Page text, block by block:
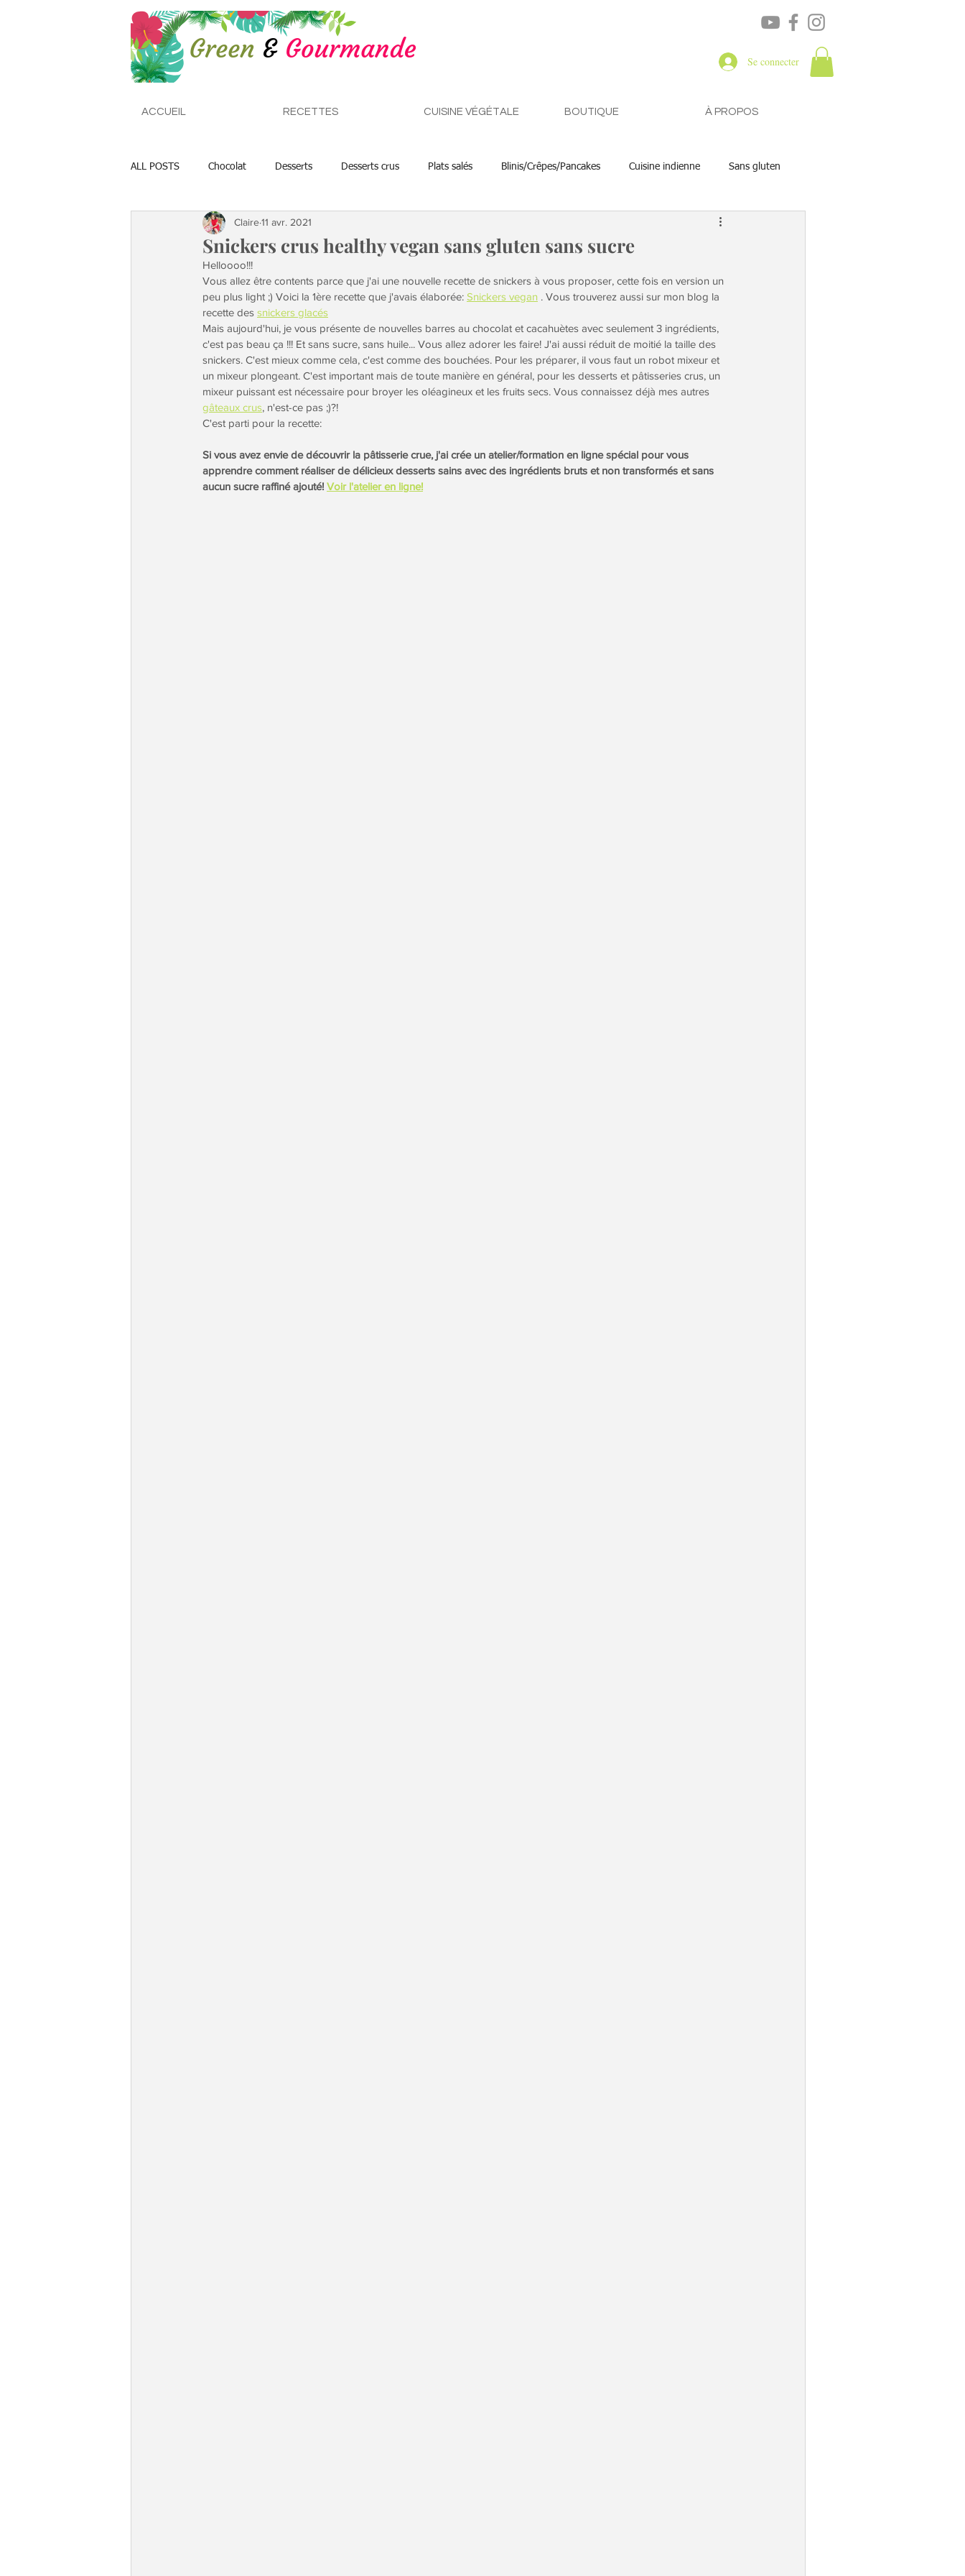
Se connecter
ACCUEIL RECETTES CUISINE VÉGÉTALE BOUTIQUE À PROPOS
ALL POSTS Chocolat Desserts Desserts crus Plats salés Blinis/Crêpes/Pancakes Cuisine indienne Sans gluten
Plats de Fêtes Bouddha Bowls
Snickers crus healthy vegan sans gluten sans sucre
Claire11 avr. 2021
Helloooo!!!
Vous allez être contents parce que j'ai une nouvelle recette de snickers à vous proposer, cette fois en version un
peu plus light ;) Voici la 1ère recette que j'avais élaborée: Snickers vegan . Vous trouverez aussi sur mon blog la
recette des snickers glacés
Mais aujourd'hui, je vous présente de nouvelles barres au chocolat et cacahuètes avec seulement 3 ingrédients,
c'est pas beau ça !!! Et sans sucre, sans huile... Vous allez adorer les faire! J'ai aussi réduit de moitié la taille des
snickers. C'est mieux comme cela, c'est comme des bouchées. Pour les préparer, il vous faut un robot mixeur et
un mixeur plongeant. C'est important mais de toute manière en général, pour les desserts et pâtisseries crus, un
mixeur puissant est nécessaire pour broyer les oléagineux et les fruits secs. Vous connaissez déjà mes autres
gâteaux crus, n'est-ce pas ;)?!
C'est parti pour la recette:
Si vous avez envie de découvrir la pâtisserie crue, j'ai crée un atelier/formation en ligne spécial pour vous
apprendre comment réaliser de délicieux desserts sains avec des ingrédients bruts et non transformés et sans
aucun sucre raffiné ajouté! Voir l'atelier en ligne!